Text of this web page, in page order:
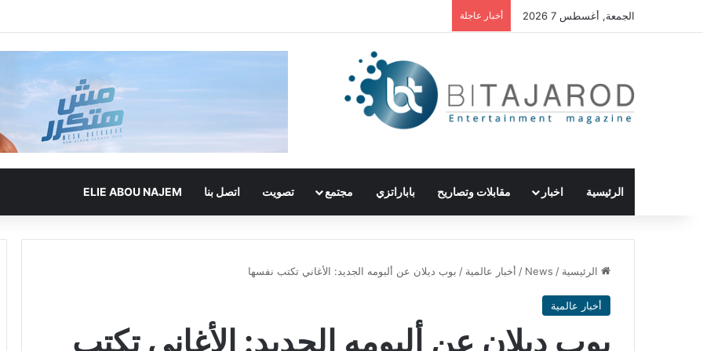
الجمعة, أغسطس 7 2026 أخبار عاجلة
الرئيسية اخبار مقابلات وتصاريح باباراتزي مجتمع تصويت اتصل بنا ELIE ABOU NAJEM
الرئيسية /
News
/ أخبار عالمية / بوب ديلان عن ألبومه الجديد: الأغاني تكتب نفسها
أخبار عالمية
بوب ديلان عن ألبومه الجديد: الأغاني تكتب